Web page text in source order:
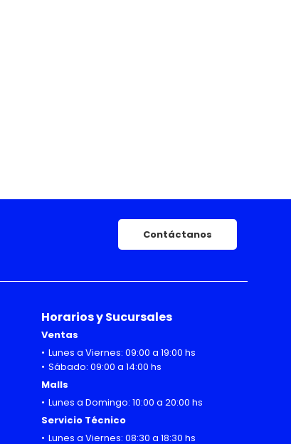
Contáctanos
Horarios y Sucursales
Ventas
Lunes a Viernes: 09:00 a 19:00 hs
Sábado: 09:00 a 14:00 hs
Malls
Lunes a Domingo: 10:00 a 20:00 hs
Servicio Técnico
Lunes a Viernes: 08:30 a 18:30 hs